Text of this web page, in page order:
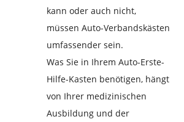
kann oder auch nicht,
müssen Auto-Verbandskästen
umfassender sein.
Was Sie in Ihrem Auto-Erste-
Hilfe-Kasten benötigen, hängt
von Ihrer medizinischen
Ausbildung und der